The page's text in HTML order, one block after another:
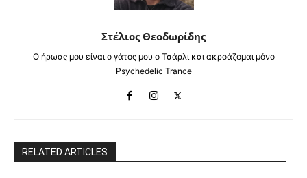
Στέλιος Θεοδωρίδης
Ο ήρωας μου είναι ο γάτος μου ο Τσάρλι και ακροάζομαι μόνο
Psychedelic Trance
RELATED ARTICLES